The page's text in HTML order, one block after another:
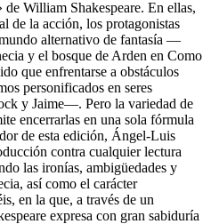
William Shakespeare. En ellas,
de la acción, los protagonistas
alternativo de fantasía —
y el bosque de Arden en Como
que enfrentarse a obstáculos
personificados en seres
y Jaime—. Pero la variedad de
encerrarlas en una sola fórmula
de esta edición, Ángel-Luis
contra cualquier lectura
las ironías, ambigüedades y
así como el carácter
en la que, a través de un
expresa con gran sabiduría